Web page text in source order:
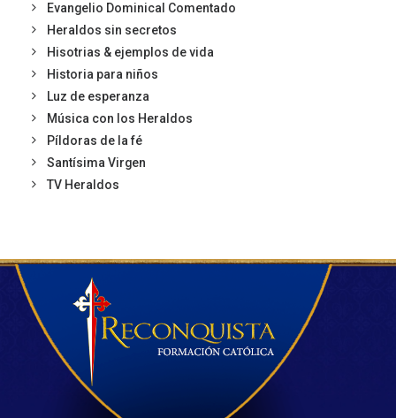
Evangelio Dominical Comentado
Heraldos sin secretos
Hisotrias & ejemplos de vida
Historia para niños
Luz de esperanza
Música con los Heraldos
Píldoras de la fé
Santísima Virgen
TV Heraldos